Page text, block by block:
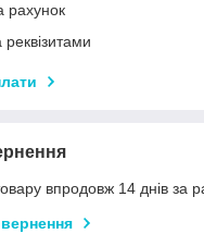
рахунок
впродовж 14 днів за